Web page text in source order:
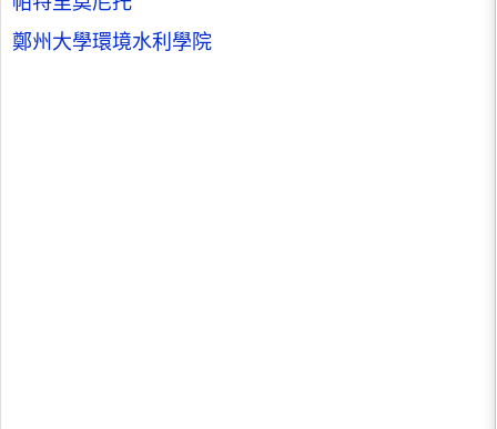
鄭州大學環境水利學院